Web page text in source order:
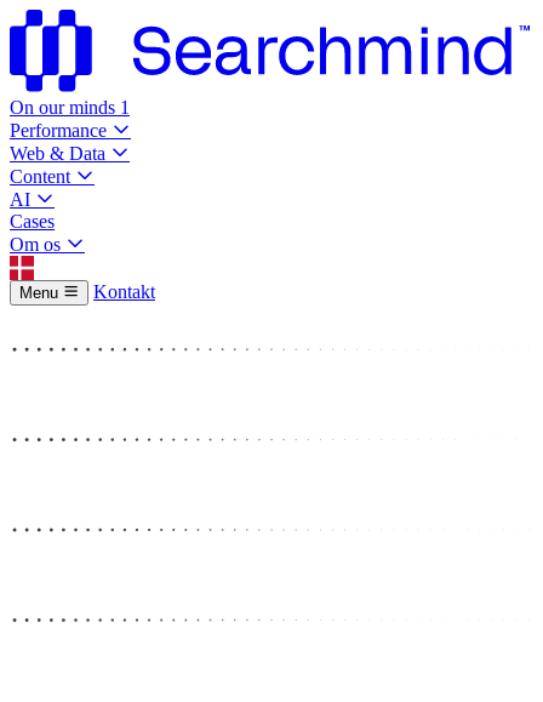
On our minds 1
Performance
Web & Data
Content
AI
Cases
Om os
Menu Kontakt